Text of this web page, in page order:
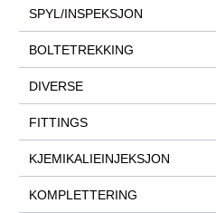
SPYL/INSPEKSJON
BOLTETREKKING
DIVERSE
FITTINGS
KJEMIKALIEINJEKSJON
KOMPLETTERING